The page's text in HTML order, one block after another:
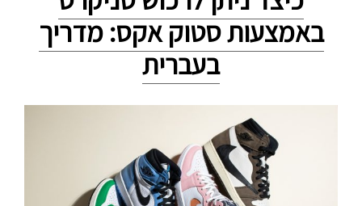
באמצעות סטוק אקס: מדריך
בעברית